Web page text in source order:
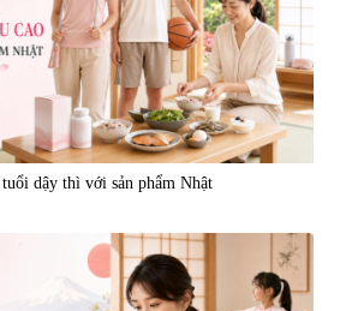
dậy thì với sản phẩm Nhật